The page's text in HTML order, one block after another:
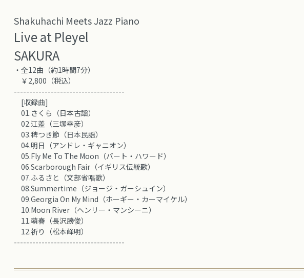
Shakuhachi Meets Jazz Piano
Live at Pleyel
SAKURA
・全12曲（約1時間7分）
￥2,800（税込）
------------------------------------
[収録曲]
01.さくら（日本古謡）
02.江差（三塚幸彦）
03.稗つき節（日本民謡）
04.明日（アンドレ・ギャニオン）
05.Fly Me To The Moon（バート・ハワード）
06.Scarborough Fair（イギリス伝統歌）
07.ふるさと（文部省唱歌）
08.Summertime（ジョージ・ガーシュイン）
09.Georgia On My Mind（ホーギー・カーマイケル）
10.Moon River（ヘンリー・マンシーニ）
11.萌春（長沢勝俊）
12.祈り（松本峰明）
------------------------------------